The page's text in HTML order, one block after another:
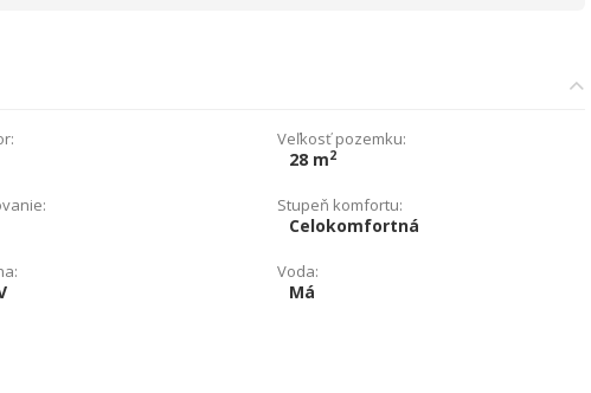
Veľkosť pozemku:
28 m2
Stupeň komfortu:
Celokomfortná
Voda:
Má